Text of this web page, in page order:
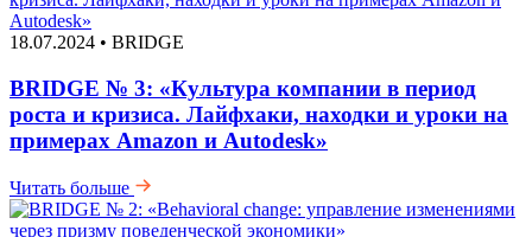
18.07.2024 • BRIDGE
BRIDGE № 3: «Культура компании в период
роста и кризиса. Лайфхаки, находки и уроки на
примерах Amazon и Autodesk»
Читать больше